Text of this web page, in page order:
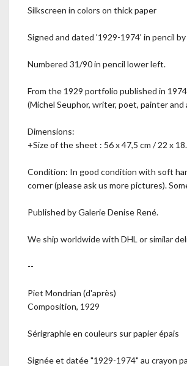
Silkscreen in colors on thick paper
Signed and dated '1929-1974' in pencil
Numbered 31/90 in pencil lower left.
From the 1929 portfolio published in
(Michel Seuphor, writer, poet, painter
Dimensions:
+Size of the sheet : 56 x 47,5 cm / 22 x
Condition: In good condition with soft
corner (please ask us more pictures).
Published by Galerie Denise René.
We ship worldwide with DHL or similar
--
Piet Mondrian (d'après)
Composition, 1929
Sérigraphie en couleurs sur papier épais
Signée et datée "1929-1974" au crayon